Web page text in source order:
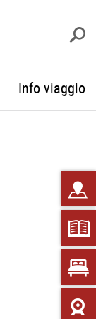
Info viaggio